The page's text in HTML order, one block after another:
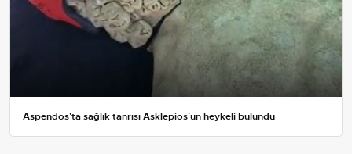
Aspendos'ta sağlık tanrısı Asklepios'un heykeli bulundu